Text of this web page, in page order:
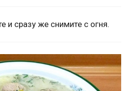
сразу же снимите с огня.